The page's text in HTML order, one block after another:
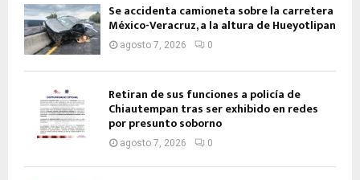
Se accidenta camioneta sobre la carretera
México-Veracruz, a la altura de Hueyotlipan
agosto 7, 2026 0
Retiran de sus funciones a policía de
Chiautempan tras ser exhibido en redes
por presunto soborno
agosto 7, 2026 0